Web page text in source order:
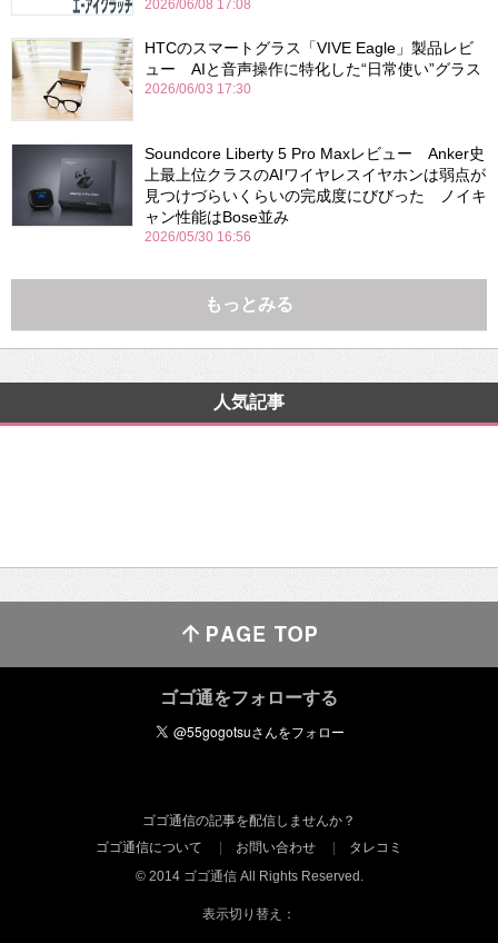
2026/06/08 17:08
HTCのスマートグラス「VIVE Eagle」製品レビ
ュー AIと音声操作に特化した“日常使い”グラス
2026/06/03 17:30
Soundcore Liberty 5 Pro Maxレビュー Anker史
上最上位クラスのAIワイヤレスイヤホンは弱点が
見つけづらいくらいの完成度にびびった ノイキ
ャン性能はBose並み
2026/05/30 16:56
もっとみる
人気記事
ゴゴ通をフォローする
ゴゴ通信の記事を配信しませんか？
ゴゴ通信について
お問い合わせ
タレコミ
© 2014 ゴゴ通信 All Rights Reserved.
表示切り替え：